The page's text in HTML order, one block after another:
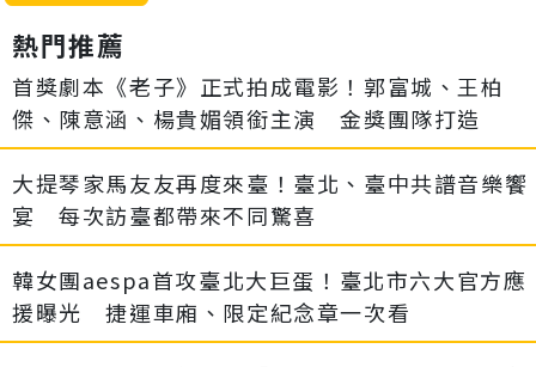
熱門推薦
首獎劇本《老子》正式拍成電影！郭富城、王柏
傑、陳意涵、楊貴媚領銜主演 金獎團隊打造
大提琴家馬友友再度來臺！臺北、臺中共譜音樂饗
宴 每次訪臺都帶來不同驚喜
韓女團aespa首攻臺北大巨蛋！臺北市六大官方應
援曝光 捷運車廂、限定紀念章一次看